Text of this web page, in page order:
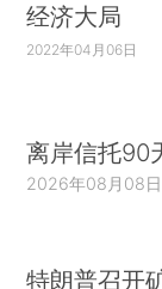
经济大局
2022年04月06日
离岸信托90
2026年08月08日
特朗普召开